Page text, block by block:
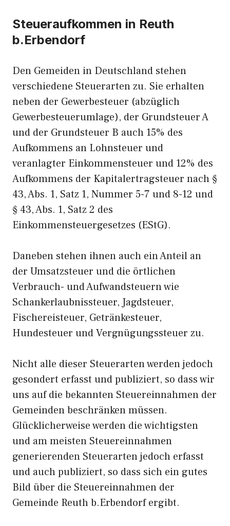
Steueraufkommen in Reuth
b.Erbendorf
Den Gemeiden in Deutschland stehen
verschiedene Steuerarten zu. Sie erhalten
neben der Gewerbesteuer (abzüglich
Gewerbesteuerumlage), der Grundsteuer A
und der Grundsteuer B auch 15% des
Aufkommens an Lohnsteuer und
veranlagter Einkommensteuer und 12% des
Aufkommens der Kapitalertragsteuer nach §
43, Abs. 1, Satz 1, Nummer 5-7 und 8-12 und
§ 43, Abs. 1, Satz 2 des
Einkommensteuergesetzes (EStG).
Daneben stehen ihnen auch ein Anteil an
der Umsatzsteuer und die örtlichen
Verbrauch- und Aufwandsteuern wie
Schankerlaubnissteuer, Jagdsteuer,
Fischereisteuer, Getränkesteuer,
Hundesteuer und Vergnügungssteuer zu.
Nicht alle dieser Steuerarten werden jedoch
gesondert erfasst und publiziert, so dass wir
uns auf die bekannten Steuereinnahmen der
Gemeinden beschränken müssen.
Glücklicherweise werden die wichtigsten
und am meisten Steuereinnahmen
generierenden Steuerarten jedoch erfasst
und auch publiziert, so dass sich ein gutes
Bild über die Steuereinnahmen der
Gemeinde Reuth b.Erbendorf ergibt.